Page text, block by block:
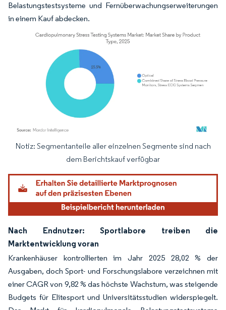
Belastungstestsysteme und Fernüberwachungserweiterungen
in einem Kauf abdecken.
Bild © Mordor Intelligence. Wiederverwendung erfordert Namensnennung
Notiz: Segmentanteile aller einzelnen Segmente sind nach
dem Berichtskauf verfügbar
Nach Endnutzer: Sportlabore treiben die
Marktentwicklung voran
Krankenhäuser kontrollierten im Jahr 2025 28,02 % der
Ausgaben, doch Sport- und Forschungslabore verzeichnen mit
einer CAGR von 9,82 % das höchste Wachstum, was steigende
Budgets für Elitesport und Universitätsstudien widerspiegelt.